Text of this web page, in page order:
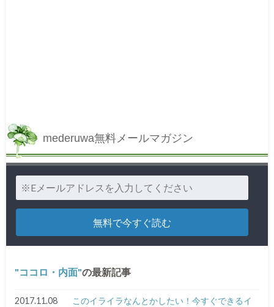
mederuwa無料メールマガジン
ココロ・内面 の最新記事
2017.11.08
このイライラなんとかしたい！今すぐできるイ